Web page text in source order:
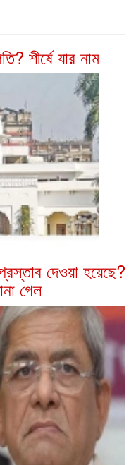
শীর্ষে যার নাম
দেওয়া হয়েছে?
গেল